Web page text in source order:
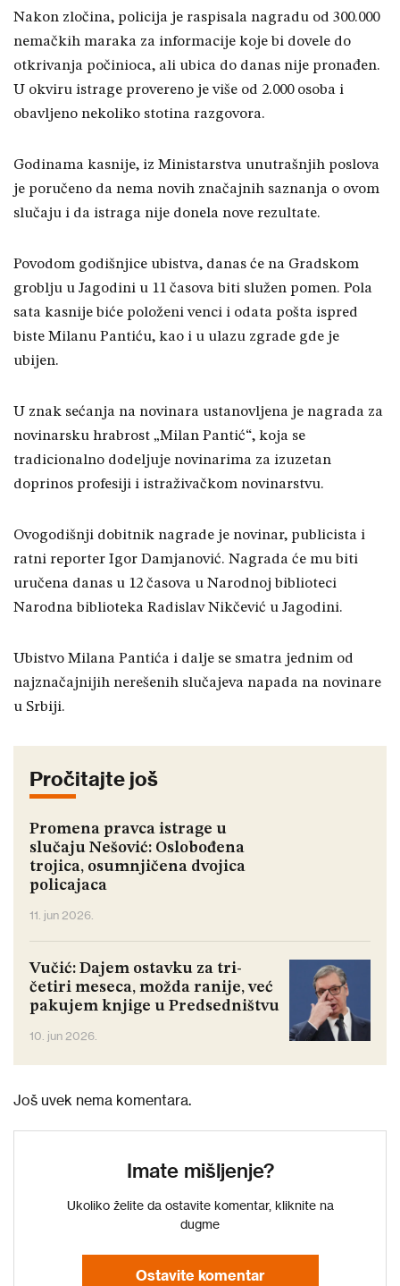
Nakon zločina, policija je raspisala nagradu od 300.000
nemačkih maraka za informacije koje bi dovele do
otkrivanja počinioca, ali ubica do danas nije pronađen.
U okviru istrage provereno je više od 2.000 osoba i
obavljeno nekoliko stotina razgovora.
Godinama kasnije, iz Ministarstva unutrašnjih poslova
je poručeno da nema novih značajnih saznanja o ovom
slučaju i da istraga nije donela nove rezultate.
Povodom godišnjice ubistva, danas će na Gradskom
groblju u Jagodini u 11 časova biti služen pomen. Pola
sata kasnije biće položeni venci i odata pošta ispred
biste Milanu Pantiću, kao i u ulazu zgrade gde je
ubijen.
U znak sećanja na novinara ustanovljena je nagrada za
novinarsku hrabrost „Milan Pantić“, koja se
tradicionalno dodeljuje novinarima za izuzetan
doprinos profesiji i istraživačkom novinarstvu.
Ovogodišnji dobitnik nagrade je novinar, publicista i
ratni reporter Igor Damjanović. Nagrada će mu biti
uručena danas u 12 časova u Narodnoj biblioteci
Narodna biblioteka Radislav Nikčević u Jagodini.
Ubistvo Milana Pantića i dalje se smatra jednim od
najznačajnijih nerešenih slučajeva napada na novinare
u Srbiji.
Pročitajte još
Promena pravca istrage u
slučaju Nešović: Oslobođena
trojica, osumnjičena dvojica
policajaca
11. jun 2026.
Vučić: Dajem ostavku za tri-
četiri meseca, možda ranije, već
pakujem knjige u Predsedništvu
10. jun 2026.
Još uvek nema komentara.
Imate mišljenje?
Ukoliko želite da ostavite komentar, kliknite na
dugme
Ostavite komentar